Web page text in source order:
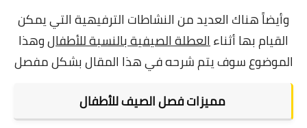
وأيضاً هناك العديد من النشاطات الترفيهية التي يمكن
القيام بها أثناءالعطلة الصيفية بالنسبة للأطفالوهذا
الموضوع سوف يتم شرحه في هذا المقال بشكل مفصل
مميزات فصل الصيف للأطفال